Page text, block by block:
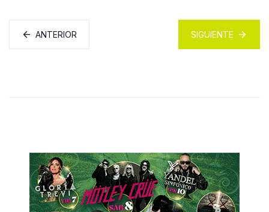
ANTERIOR SIGUIENTE